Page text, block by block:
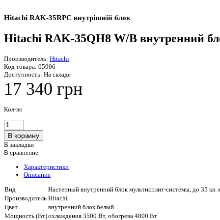
Hitachi RAK-35RPC внутрішній блок
Hitachi RAK-35QH8 W/B внутренний
Производитель: Hitachi
Код товара: 05906
Доступность: На складе
17 340 грн
Кол-во
В закладки
В сравнение
Характеристики
Описание
Вид
Настенный внутренний блок мультисплит-системы, до 35 кв.
Производитель Hitachi
Цвет
внутренний блок белый
Мощность (Вт)охлаждения 3500 Вт, обогрева 4800 Вт